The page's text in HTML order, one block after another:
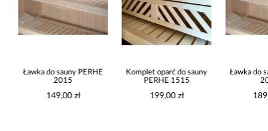
Ławka do sauny PERHE
2015
149,00 zł
Komplet oparć do sauny
PERHE 1515
199,00 zł
Ławka do